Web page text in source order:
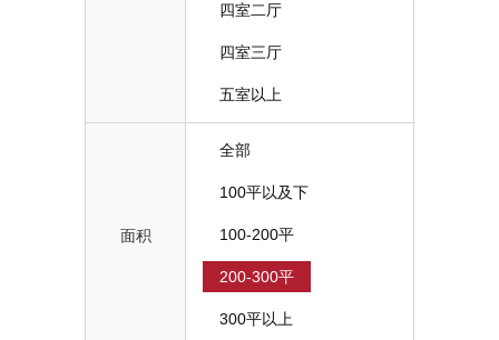
四室二厅
四室三厅
五室以上
面积
全部
100平以及下
100-200平
200-300平
300平以上